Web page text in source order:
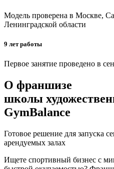
Модель проверена в Москве,
Ленинградской области
9 лет работы
Первое занятие проведено в
О франшизе
школы
GymBalance
Готовое решение для запуска
арендуемых залах
Ищете спортивный бизнес с